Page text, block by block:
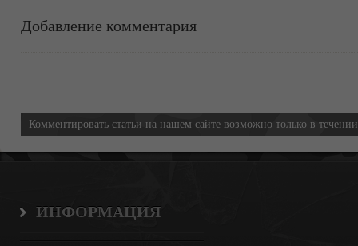
Добавление комментария
Комментировать статьи на нашем сайте возможно только в
ИНФОРМАЦИЯ